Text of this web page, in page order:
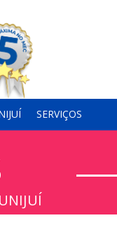
SERVIÇOS